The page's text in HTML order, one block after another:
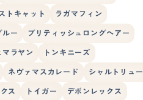
トキャット ラガマフィン
ルー ブリティッシュロングヘアー
マラヤン トンキニーズ
ネヴァマスカレード シャルトリュー
ス トイガー デボンレックス